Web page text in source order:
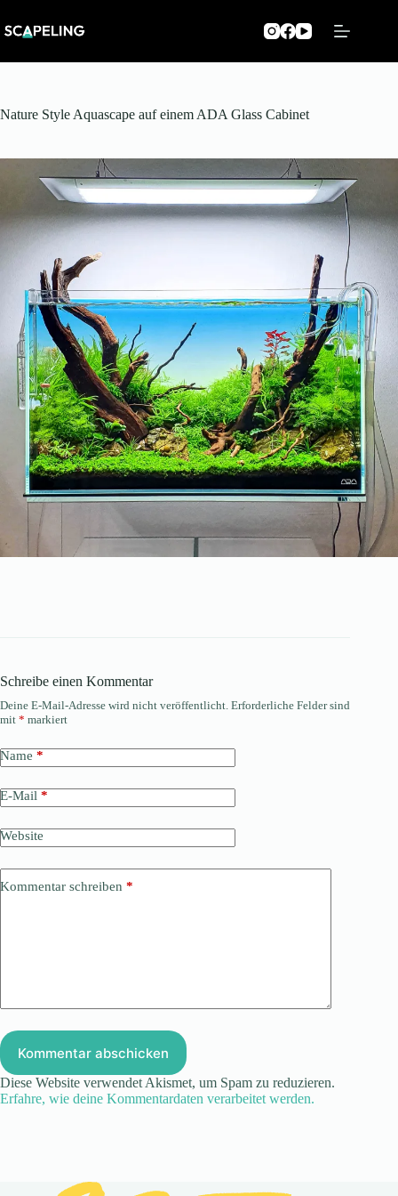
Inhalt
springen
Nature Style Aquascape auf einem ADA Glass Cabinet
Schreibe einen Kommentar
Deine E-Mail-Adresse wird nicht veröffentlicht. Erforderliche Felder sind
mit * markiert
Name *
E-Mail *
Website
Kommentar schreiben *
Kommentar abschicken
Diese Website verwendet Akismet, um Spam zu reduzieren.
Erfahre, wie deine Kommentardaten verarbeitet werden.